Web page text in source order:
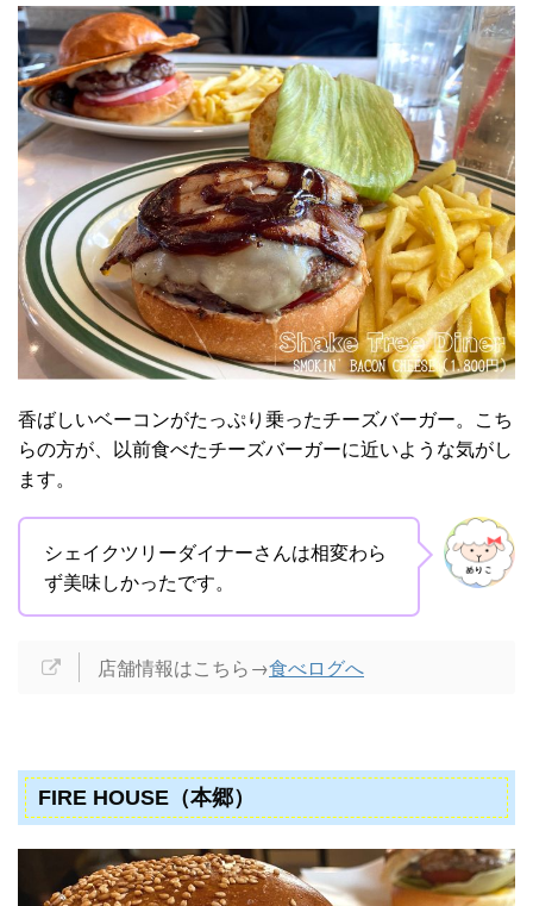
香ばしいベーコンがたっぷり乗ったチーズバーガー。こち
らの方が、以前食べたチーズバーガーに近いような気がし
ます。
シェイクツリーダイナーさんは相変わら
ず美味しかったです。
店舗情報はこちら→食べログへ
FIRE HOUSE（本郷）